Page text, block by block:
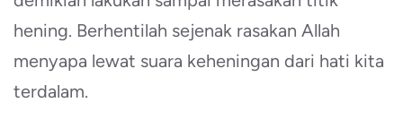
hening. Berhentilah sejenak rasakan Allah
menyapa lewat suara keheningan dari hati kita
terdalam.